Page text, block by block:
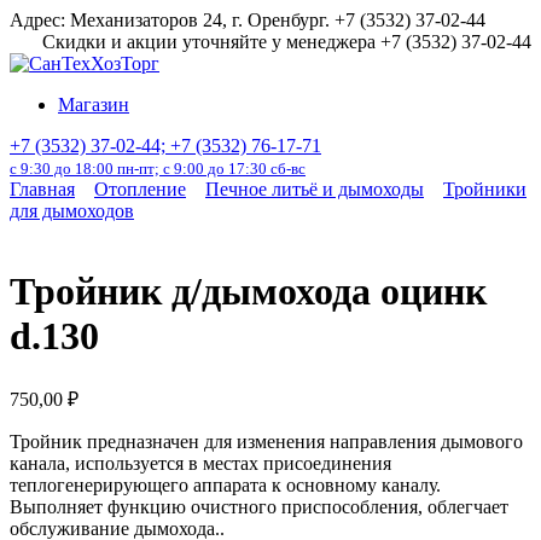
Перейти
содержанию
Адрес: Механизаторов 24, г. Оренбург. +7 (3532) 37-02-44
Скидки и акции уточняйте у менеджера +7 (3532) 37-02-44
Магазин
+7 (3532) 37-02-44; +7 (3532) 76-17-71
с 9:30 до 18:00 пн-пт; с 9:00 до 17:30 сб-вс
Главная Отопление Печное литьё и дымоходы
Тройники
для дымоходов
Тройник д/дымохода оцинк
d.130
750,00 ₽
Тройник предназначен для изменения направления дымового
канала, используется в местах присоединения
теплогенерирующего аппарата к основному каналу.
Выполняет функцию очистного приспособления, облегчает
обслуживание дымохода..